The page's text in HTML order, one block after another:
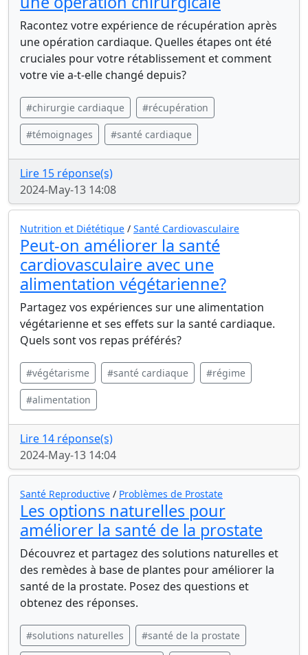
Racontez votre expérience de récupération après
une opération cardiaque. Quelles étapes ont été
cruciales pour votre rétablissement et comment
votre vie a-t-elle changé depuis?
#chirurgie cardiaque #récupération
#témoignages #santé cardiaque
Lire 15 réponse(s)
2024-May-13 14:08
Nutrition et Diététique / Santé Cardiovasculaire
Peut-on améliorer la santé
cardiovasculaire avec une
alimentation végétarienne?
Partagez vos expériences sur une alimentation
végétarienne et ses effets sur la santé cardiaque.
Quels sont vos repas préférés?
#végétarisme #santé cardiaque #régime
#alimentation
Lire 14 réponse(s)
2024-May-13 14:04
Santé Reproductive / Problèmes de Prostate
Les options naturelles pour
améliorer la santé de la prostate
Découvrez et partagez des solutions naturelles et
des remèdes à base de plantes pour améliorer la
santé de la prostate. Posez des questions et
obtenez des réponses.
#solutions naturelles #santé de la prostate